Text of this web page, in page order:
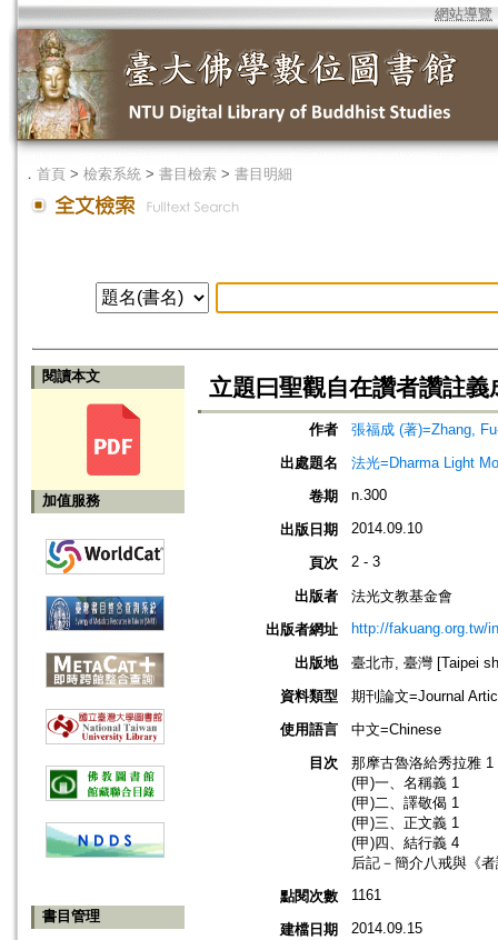
網站導覽
． 首頁 > 檢索系統 > 書目檢索 > 書目明細
閱讀本文
加值服務
書目管理
立題曰聖觀自在讚者讚註義
作者
張福成 (著)=Zhang,
出處題名
法光=Dharma Light
卷期
n.300
出版日期 2014.09.10
頁次 2 - 3
出版者
法光文教基金會
出版者網址
http://fakuang.org.tw/
出版地
臺北市, 臺灣 [Taipei
資料類型
期刊論文=Journal
使用語言
中文=Chinese
目次
那摩古魯洛給秀拉雅 1
(甲)一、名稱義 1
(甲)二、譯敬偈 1
(甲)三、正文義 1
(甲)四、結行義 4
后記－簡介八戒與《
點閱次數
1161
建檔日期 2014.09.15